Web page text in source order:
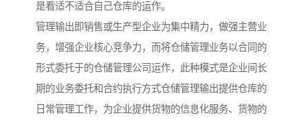
是看适不适合自己仓库的运作。
管理输出即销售或生产型企业为集中精力，做强主营业
务，增强企业核心竞争力，而将仓储管理业务以合同的
形式委托于的仓储管理公司运作，此种模式是企业间长
期的业务委托和合约执行方式仓储管理输出提供仓库的
日常管理工作，为企业提供货物的信息化服务、货物的